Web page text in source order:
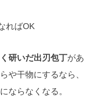
ればOK
研いだ出刃包丁があ
や干物にするなら、
ならなくなる。